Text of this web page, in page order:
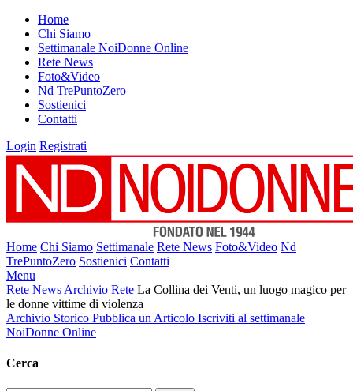
Home
Chi Siamo
Settimanale NoiDonne Online
Rete News
Foto&Video
Nd TrePuntoZero
Sostienici
Contatti
Login Registrati
Home Chi Siamo Settimanale Rete News Foto&Video Nd
TrePuntoZero Sostienici Contatti
Menu
Rete News Archivio Rete La Collina dei Venti, un luogo magico per
le donne vittime di violenza
Archivio Storico Pubblica un Articolo Iscriviti al settimanale
NoiDonne Online
Cerca